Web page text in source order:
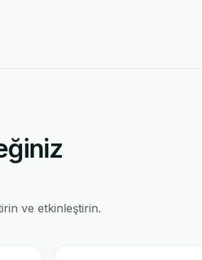
ve etkinleştirin.